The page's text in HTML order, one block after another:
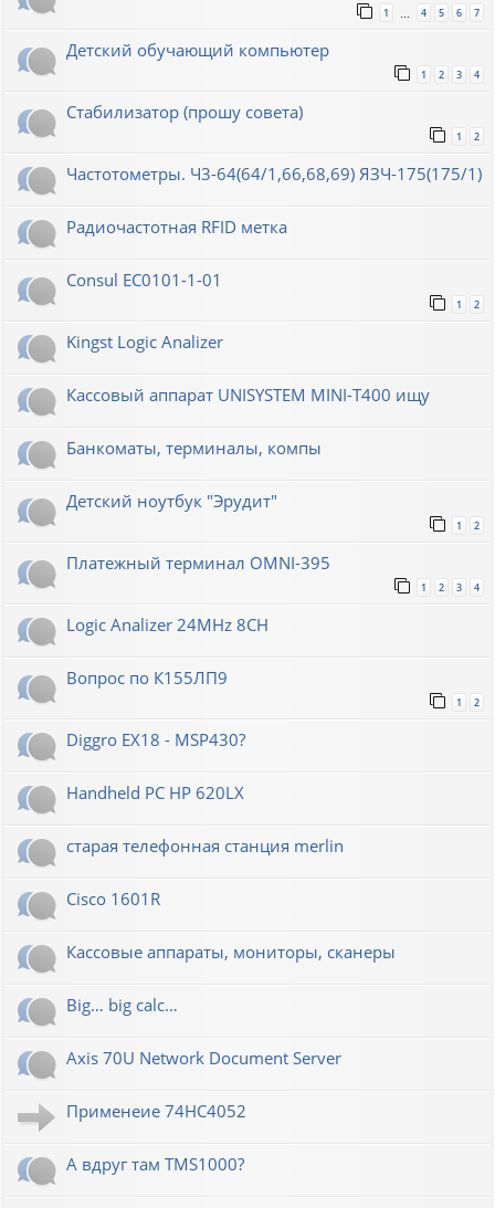
1 4 5 6 7
Детский обучающий компьютер
1 2 3 4
Стабилизатор (прошу совета)
1 2
Частотометры. Ч3-64(64/1,66,68,69) ЯЗЧ-175(175/1)
Радиочастотная RFID метка
Consul EC0101-1-01
1 2
Kingst Logic Analizer
Кассовый аппарат UNISYSTEM MINI-T400 ищу
Банкоматы, терминалы, компы
Детский ноутбук "Эрудит"
1 2
Платежный терминал OMNI-395
1 2 3 4
Logic Analizer 24MHz 8CH
Вопрос по К155ЛП9
1 2
Diggro EX18 - MSP430?
Handheld PC HP 620LX
старая телефонная станция merlin
Cisco 1601R
Кассовые аппараты, мониторы, сканеры
Big… big calc…
Axis 70U Network Document Server
Применеие 74HC4052
А вдруг там TMS1000?